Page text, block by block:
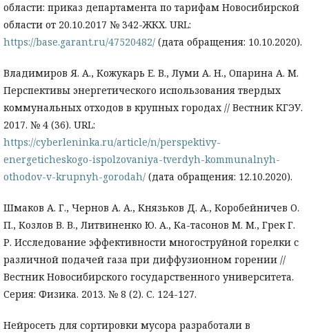
области: приказ департамента по тарифам Новосибирской
области от 20.10.2017 № 342-ЖКХ. URL:
https://base.garant.ru/47520482/ (дата обращения: 10.10.2020).
Владимиров Я. А., Кожукарь Е. В., Луми А. Н., Опарина А. М.
Перспективы энергетического использования твердых
коммунальных отходов в крупных городах // Вестник КГЭУ.
2017. № 4 (36). URL:
https://cyberleninka.ru/article/n/perspektivy-
energeticheskogo-ispolzovaniya-tverdyh-kommunalnyh-
othodov-v-krupnyh-gorodah/ (дата обращения: 12.10.2020).
Шмаков А. Г., Чернов А. А., Князьков Д. А., Коробейничев О.
П., Козлов В. В., Литвиненко Ю. А., Ка-тасонов М. М., Грек Г.
Р. Исследование эффективности многоструйной горелки с
различной подачей газа при диффузионном горении //
Вестник Новосибирского государственного университета.
Серия: Физика. 2013. № 8 (2). С. 124-127.
Нейросеть для сортировки мусора разработали в